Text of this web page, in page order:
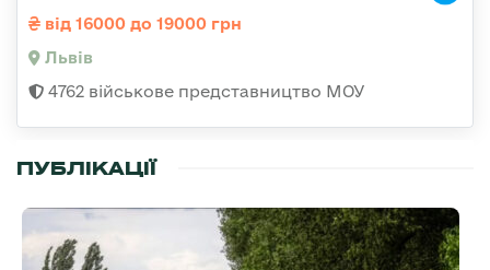
від 16000 до 19000 грн
Львів
4762 військове представництво МОУ
ПУБЛІКАЦІЇ